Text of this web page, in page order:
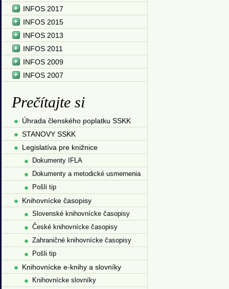
INFOS 2017
INFOS 2015
INFOS 2013
INFOS 2011
INFOS 2009
INFOS 2007
Prečítajte si
Úhrada členského poplatku SSKK
STANOVY SSKK
Legislatíva pre knižnice
Dokumenty IFLA
Dokumenty a metodické usmernenia
Pošli tip
Knihovnícke časopisy
Slovenské knihovnícke časopisy
České knihovnícke časopisy
Zahraničné knihovnícke časopisy
Pošli tip
Knihovnícke e-knihy a slovníky
Knihovnícke slovníky